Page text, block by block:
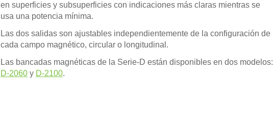
en superficies y subsuperficies con indicaciones más claras mientras se
usa una potencia mínima.
Las dos salidas son ajustables independientemente de la configuración de
cada campo magnético, circular o longitudinal.
Las bancadas magnéticas de la Serie-D están disponibles en dos modelos:
D-2060 y D-2100.